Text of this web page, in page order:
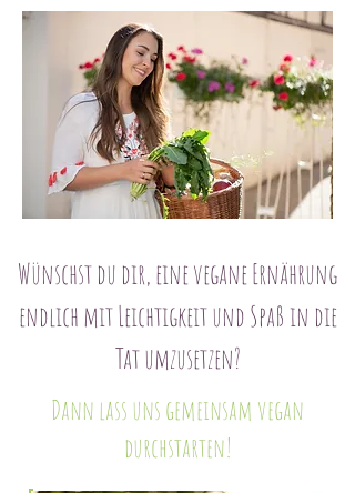
Wünschst du dir, eine vegane Ernährung
endlich mit Leichtigkeit und Spaß in die
Tat umzusetzen?
Dann lass uns gemeinsam vegan
durchstarten!